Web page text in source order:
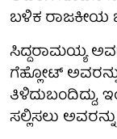
ಬಳಿಕ ರಾಜಕೀಯ
ಸಿದ್ದರಾಮಯ್ಯ
ಗೆಹ್ಲೋಟ್
ತಿಳಿದುಬಂದಿದ್ದು,
ಸಲ್ಲಿಸಲು